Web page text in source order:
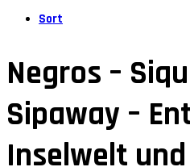
Sort
Negros –
Sipaway –
Inselwelt und